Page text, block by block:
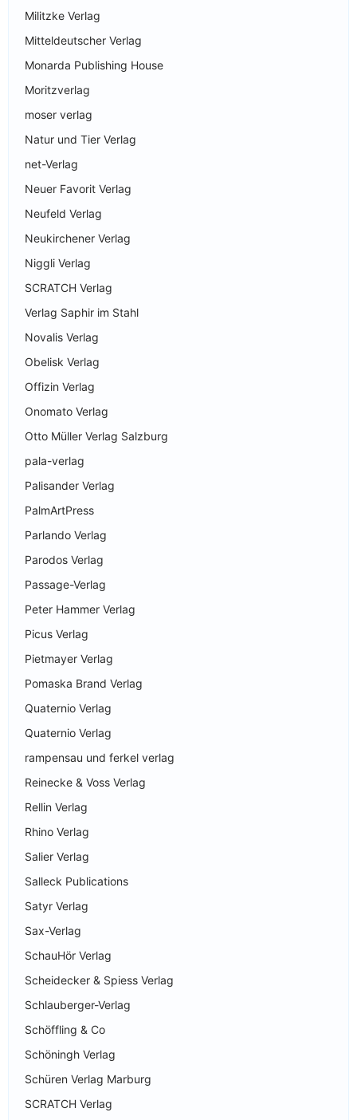
Militzke Verlag
Mitteldeutscher Verlag
Monarda Publishing House
Moritzverlag
moser verlag
Natur und Tier Verlag
net-Verlag
Neuer Favorit Verlag
Neufeld Verlag
Neukirchener Verlag
Niggli Verlag
SCRATCH Verlag
Verlag Saphir im Stahl
Novalis Verlag
Obelisk Verlag
Offizin Verlag
Onomato Verlag
Otto Müller Verlag Salzburg
pala-verlag
Palisander Verlag
PalmArtPress
Parlando Verlag
Parodos Verlag
Passage-Verlag
Peter Hammer Verlag
Picus Verlag
Pietmayer Verlag
Pomaska Brand Verlag
Quaternio Verlag
Quaternio Verlag
rampensau und ferkel verlag
Reinecke & Voss Verlag
Rellin Verlag
Rhino Verlag
Salier Verlag
Salleck Publications
Satyr Verlag
Sax-Verlag
SchauHör Verlag
Scheidecker & Spiess Verlag
Schlauberger-Verlag
Schöffling & Co
Schöningh Verlag
Schüren Verlag Marburg
SCRATCH Verlag